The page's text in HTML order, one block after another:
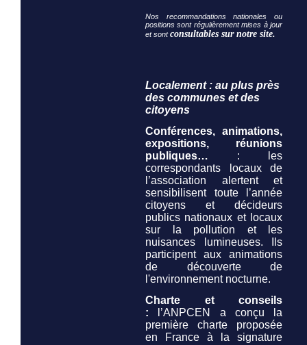
Nos recommandations nationales ou
positions sont régulièrement mises à jour
et sontconsultables sur notre site.
Localement : au plus près
des communes et des
citoyens
Conférences, animations,
expositions, réunions
publiques… : les
correspondants locaux de
l’association alertent et
sensibilisent toute l’année
citoyens et décideurs
publics nationaux et locaux
sur la pollution et les
nuisances lumineuses. Ils
participent aux animations
de découverte de
l'environnement nocturne.
Charte et conseils
: l’ANPCEN a conçu la
première charte proposée
en France à la signature